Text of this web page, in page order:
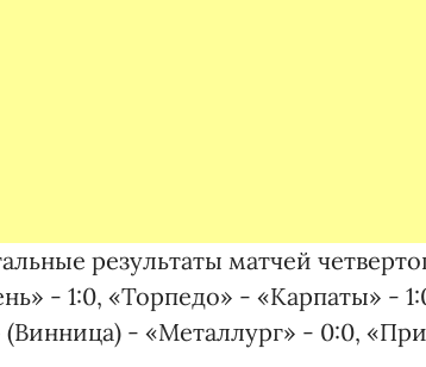
результаты матчей
- 1:0, «Торпедо» - «Карпаты» -
(Винница) - «Металлург» - 0:0,